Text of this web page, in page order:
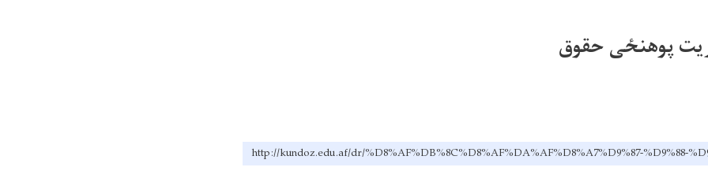
پوهنځی حقوق
http://kundoz.edu.af/dr/%D8%AF%DB%8C%D8%AF%DA%AF%D8%A7%D9%87-%D9%88-